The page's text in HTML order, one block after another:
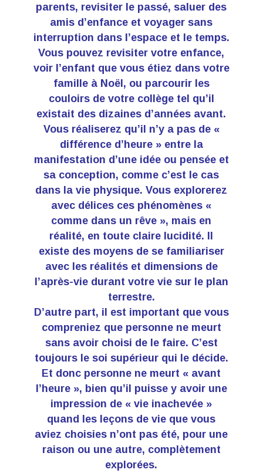
parents, revisiter le passé, saluer des
amis d’enfance et voyager sans
interruption dans l’espace et le temps.
Vous pouvez revisiter votre enfance,
voir l’enfant que vous étiez dans votre
famille à Noël, ou parcourir les
couloirs de votre collège tel qu’il
existait des dizaines d’années avant.
Vous réaliserez qu’il n’y a pas de «
différence d’heure » entre la
manifestation d’une idée ou pensée et
sa conception, comme c’est le cas
dans la vie physique. Vous explorerez
avec délices ces phénomènes «
comme dans un rêve », mais en
réalité, en toute claire lucidité. Il
existe des moyens de se familiariser
avec les réalités et dimensions de
l’après-vie durant votre vie sur le plan
terrestre.
D’autre part, il est important que vous
compreniez que personne ne meurt
sans avoir choisi de le faire. C’est
toujours le soi supérieur qui le décide.
Et donc personne ne meurt « avant
l’heure », bien qu’il puisse y avoir une
impression de « vie inachevée »
quand les leçons de vie que vous
aviez choisies n’ont pas été, pour une
raison ou une autre, complètement
explorées.